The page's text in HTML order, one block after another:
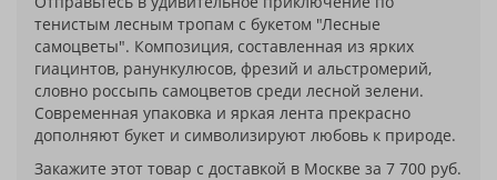
тенистым лесным тропам с букетом "Лесные
самоцветы". Композиция, составленная из ярких
гиацинтов, ранункулюсов, фрезий и альстромерий,
словно россыпь самоцветов среди лесной зелени.
Современная упаковка и яркая лента прекрасно
дополняют букет и символизируют любовь к природе.
Закажите этот товар с доставкой в Москве за 7 700 руб.